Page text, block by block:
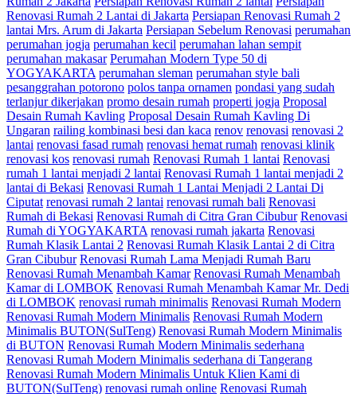
Renovasi Rumah 2 Lantai di Jakarta Persiapan Renovasi Rumah 2
lantai Mrs. Arum di Jakarta Persiapan Sebelum Renovasi perumahan
perumahan jogja perumahan kecil perumahan lahan sempit
perumahan makasar Perumahan Modern Type 50 di
YOGYAKARTA perumahan sleman perumahan style bali
pesanggrahan potorono polos tanpa ornamen pondasi yang sudah
terlanjur dikerjakan promo desain rumah properti jogja Proposal
Desain Rumah Kavling Proposal Desain Rumah Kavling Di
Ungaran railing kombinasi besi dan kaca renov renovasi renovasi 2
lantai renovasi fasad rumah renovasi hemat rumah renovasi klinik
renovasi kos renovasi rumah Renovasi Rumah 1 lantai Renovasi
rumah 1 lantai menjadi 2 lantai Renovasi Rumah 1 lantai menjadi 2
lantai di Bekasi Renovasi Rumah 1 Lantai Menjadi 2 Lantai Di
Ciputat renovasi rumah 2 lantai renovasi rumah bali Renovasi
Rumah di Bekasi Renovasi Rumah di Citra Gran Cibubur Renovasi
Rumah di YOGYAKARTA renovasi rumah jakarta Renovasi
Rumah Klasik Lantai 2 Renovasi Rumah Klasik Lantai 2 di Citra
Gran Cibubur Renovasi Rumah Lama Menjadi Rumah Baru
Renovasi Rumah Menambah Kamar Renovasi Rumah Menambah
Kamar di LOMBOK Renovasi Rumah Menambah Kamar Mr. Dedi
di LOMBOK renovasi rumah minimalis Renovasi Rumah Modern
Renovasi Rumah Modern Minimalis Renovasi Rumah Modern
Minimalis BUTON(SulTeng) Renovasi Rumah Modern Minimalis
di BUTON Renovasi Rumah Modern Minimalis sederhana
Renovasi Rumah Modern Minimalis sederhana di Tangerang
Renovasi Rumah Modern Minimalis Untuk Klien Kami di
BUTON(SulTeng) renovasi rumah online Renovasi Rumah